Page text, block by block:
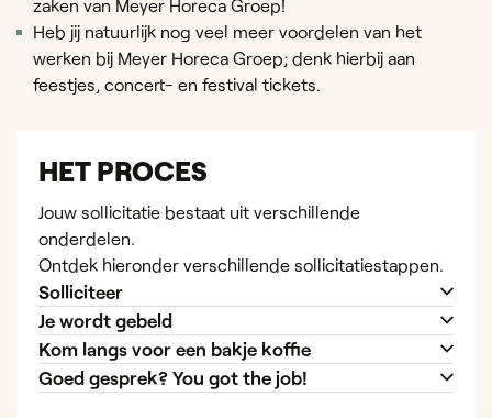
zaken van Meyer Horeca Groep!
Heb jij natuurlijk nog veel meer voordelen van het
werken bij Meyer Horeca Groep; denk hierbij aan
feestjes, concert- en festival tickets.
HET PROCES
Jouw sollicitatie bestaat uit verschillende
onderdelen.
Ontdek hieronder verschillende sollicitatiestappen.
Solliciteer
Je wordt gebeld
Kom langs voor een bakje koffie
Goed gesprek? You got the job!